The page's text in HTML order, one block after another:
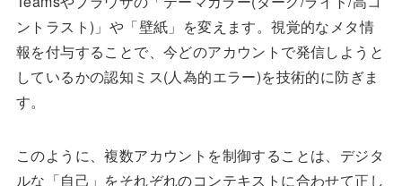
ントラスト)」や「壁紙」を変えます。視覚的なメタ情
報を付与することで、今どのアカウントで発信しようと
しているかの認知ミス(人為的エラー)を技術的に防ぎま
す。
このように、複数アカウントを制御することは、デジタ
ルな「自己」をそれぞれのコンテキストに合わせて正し